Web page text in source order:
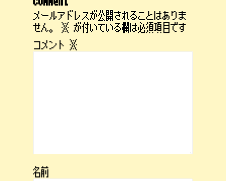
メールアドレスが公開されることはありま
せん。
※ が付いている欄は必須項目です
コメント ※
名前